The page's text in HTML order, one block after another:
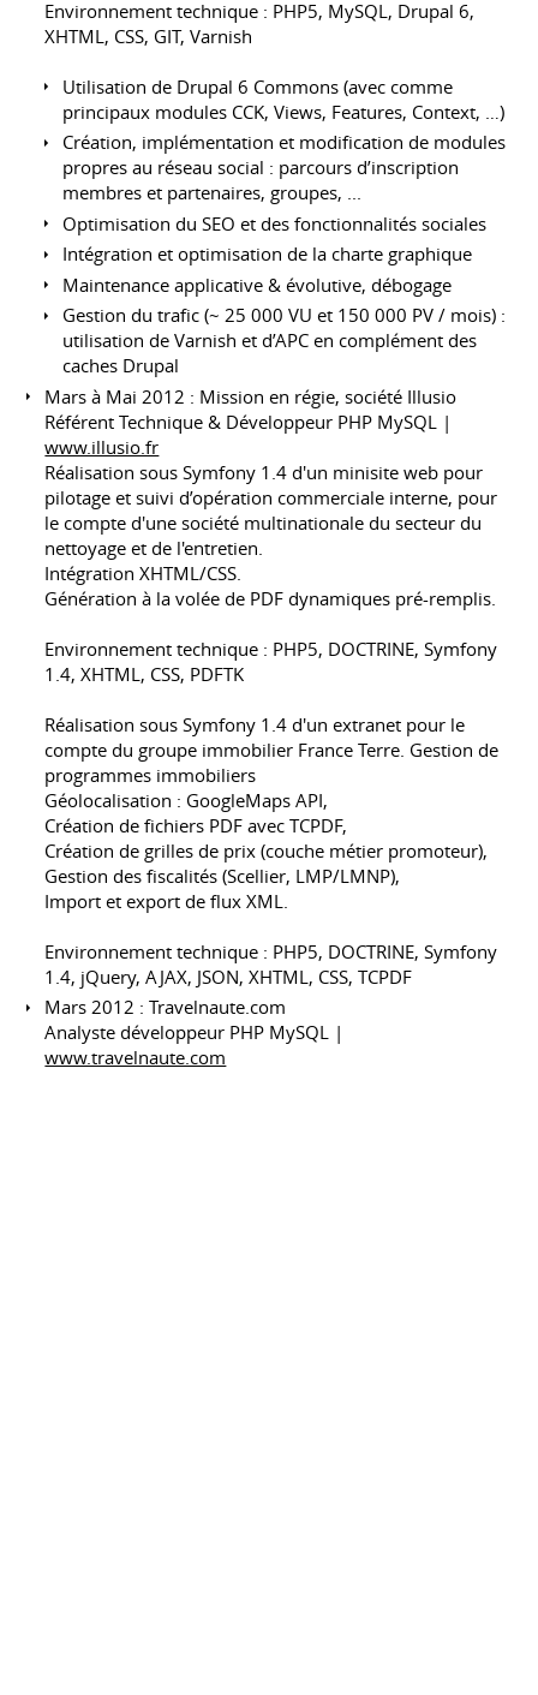
Environnement technique : PHP5, MySQL, Drupal 6,
XHTML, CSS, GIT, Varnish
Utilisation de Drupal 6 Commons (avec comme
principaux modules CCK, Views, Features, Context, …)
Création, implémentation et modification de modules
propres au réseau social : parcours d’inscription
membres et partenaires, groupes, ...
Optimisation du SEO et des fonctionnalités sociales
Intégration et optimisation de la charte graphique
Maintenance applicative & évolutive, débogage
Gestion du trafic (~ 25 000 VU et 150 000 PV / mois) :
utilisation de Varnish et d’APC en complément des
caches Drupal
Mars à Mai 2012 : Mission en régie, société Illusio
Référent Technique & Développeur PHP MySQL |
www.illusio.fr
Réalisation sous Symfony 1.4 d'un minisite web pour
pilotage et suivi d’opération commerciale interne, pour
le compte d'une société multinationale du secteur du
nettoyage et de l'entretien.
Intégration XHTML/CSS.
Génération à la volée de PDF dynamiques pré-remplis.
Environnement technique : PHP5, DOCTRINE, Symfony
1.4, XHTML, CSS, PDFTK
Réalisation sous Symfony 1.4 d'un extranet pour le
compte du groupe immobilier France Terre. Gestion de
programmes immobiliers
Géolocalisation : GoogleMaps API,
Création de fichiers PDF avec TCPDF,
Création de grilles de prix (couche métier promoteur),
Gestion des fiscalités (Scellier, LMP/LMNP),
Import et export de flux XML.
Environnement technique : PHP5, DOCTRINE, Symfony
1.4, jQuery, AJAX, JSON, XHTML, CSS, TCPDF
Mars 2012 : Travelnaute.com
Analyste développeur PHP MySQL |
www.travelnaute.com